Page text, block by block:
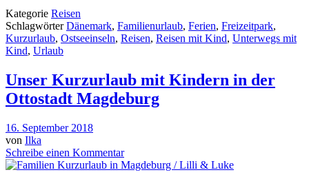
Kategorie Reisen
SchlagwörterDänemark, Familienurlaub, Ferien, Freizeitpark,
Kurzurlaub, Ostseeinseln, Reisen, Reisen mit Kind, Unterwegs mit
Kind, Urlaub
Unser Kurzurlaub mit Kindern in der
Ottostadt Magdeburg
16. September 2018
von Ilka
Schreibe einen Kommentar